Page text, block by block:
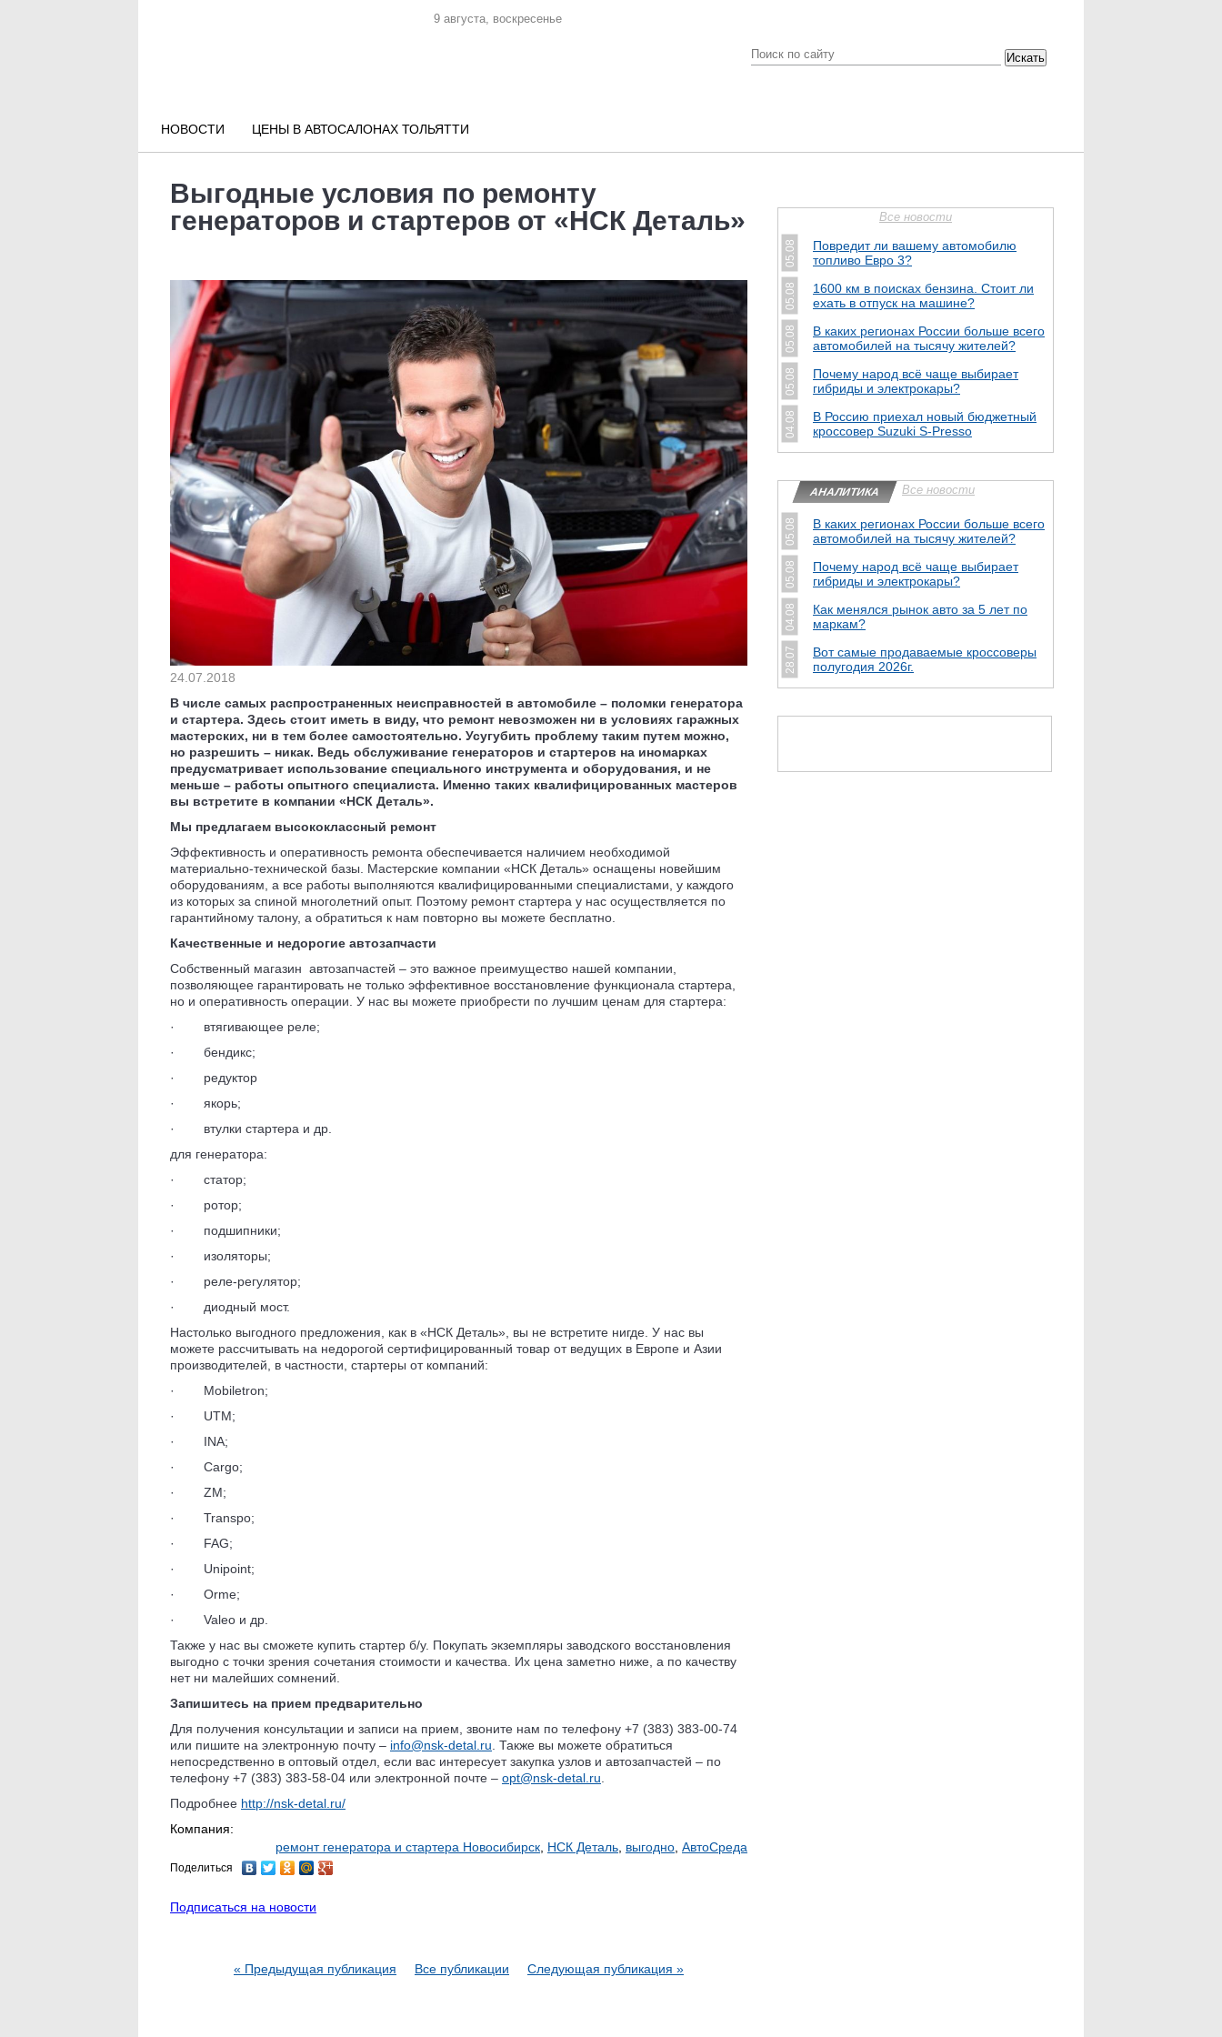
9 августа, воскресенье
Искать
НОВОСТИ ЦЕНЫ В АВТОСАЛОНАХ ТОЛЬЯТТИ
Выгодные условия по ремонту
генераторов и стартеров от «НСК Деталь»
24.07.2018
В числе самых распространенных неисправностей в автомобиле – поломки генератора
и стартера. Здесь стоит иметь в виду, что ремонт невозможен ни в условиях гаражных
мастерских, ни в тем более самостоятельно. Усугубить проблему таким путем можно,
но разрешить – никак. Ведь обслуживание генераторов и стартеров на иномарках
предусматривает использование специального инструмента и оборудования, и не
меньше – работы опытного специалиста. Именно таких квалифицированных мастеров
вы встретите в компании «НСК Деталь».
Мы предлагаем высококлассный ремонт
Эффективность и оперативность ремонта обеспечивается наличием необходимой
материально-технической базы. Мастерские компании «НСК Деталь» оснащены новейшим
оборудованиям, а все работы выполняются квалифицированными специалистами, у каждого
из которых за спиной многолетний опыт. Поэтому ремонт стартера у нас осуществляется по
гарантийному талону, а обратиться к нам повторно вы можете бесплатно.
Качественные и недорогие автозапчасти
Собственный магазин автозапчастей – это важное преимущество нашей компании,
позволяющее гарантировать не только эффективное восстановление функционала стартера,
но и оперативность операции. У нас вы можете приобрести по лучшим ценам для стартера:
· втягивающее реле;
· бендикс;
· редуктор
· якорь;
· втулки стартера и др.
для генератора:
· статор;
· ротор;
· подшипники;
· изоляторы;
· реле-регулятор;
· диодный мост.
Настолько выгодного предложения, как в «НСК Деталь», вы не встретите нигде. У нас вы
можете рассчитывать на недорогой сертифицированный товар от ведущих в Европе и Азии
производителей, в частности, стартеры от компаний:
· Mobiletron;
· UTM;
· INA;
· Cargo;
· ZM;
· Transpo;
· FAG;
· Unipoint;
· Orme;
· Valeo и др.
Также у нас вы сможете купить стартер б/у. Покупать экземпляры заводского восстановления
выгодно с точки зрения сочетания стоимости и качества. Их цена заметно ниже, а по качеству
нет ни малейших сомнений.
Запишитесь на прием предварительно
Для получения консультации и записи на прием, звоните нам по телефону +7 (383) 383-00-74
или пишите на электронную почту – info@nsk-detal.ru . Также вы можете обратиться
непосредственно в оптовый отдел, если вас интересует закупка узлов и автозапчастей – по
телефону +7 (383) 383-58-04 или электронной почте – opt@nsk-detal.ru
Подробнее http://nsk-detal.ru/
ремонт генератора и стартера Новосибирск НСК Деталь выгодно АвтоСреда
Компания:
Поделиться
Подписаться на новости
« Предыдущая публикация Все публикации Следующая публикация »
Все новости
05.08
Повредит ли вашему автомобилю
топливо Евро 3?
05.08
1600 км в поисках бензина. Стоит ли
ехать в отпуск на машине?
05.08
В каких регионах России больше всего
автомобилей на тысячу жителей?
05.08
Почему народ всё чаще выбирает
гибриды и электрокары?
04.08
В Россию приехал новый бюджетный
кроссовер Suzuki S-Presso
АНАЛИТИКА Все новости
05.08
В каких регионах России больше всего
автомобилей на тысячу жителей?
05.08
Почему народ всё чаще выбирает
гибриды и электрокары?
04.08
Как менялся рынок авто за 5 лет по
маркам?
28.07
Вот самые продаваемые кроссоверы
полугодия 2026г.